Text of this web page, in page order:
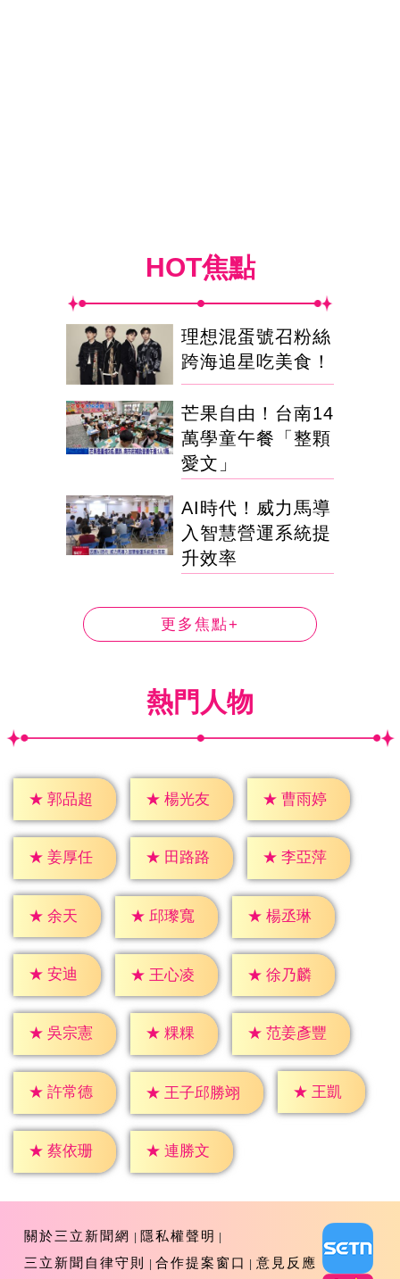
HOT焦點
理想混蛋號召粉絲
跨海追星吃美食！
芒果自由！台南14
萬學童午餐「整顆
愛文」
AI時代！威力馬導
入智慧營運系統提
升效率
更多焦點+
熱門人物
★ 郭品超 ★ 楊光友 ★ 曹雨婷
★ 姜厚任 ★ 田路路 ★ 李亞萍
★ 余天 ★ 邱瓈寬 ★ 楊丞琳
★ 安迪 ★ 王心凌 ★ 徐乃麟
★ 吳宗憲 ★ 粿粿 ★ 范姜彥豐
★ 許常德 ★ 王子邱勝翊 ★ 王凱
★ 蔡依珊 ★ 連勝文
關於三立新聞網
隱私權聲明
三立新聞自律守則
合作提案窗口 意見反應